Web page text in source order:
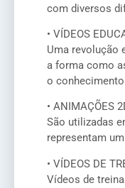
com diversos
• VÍDEOS
Uma revolução
a forma como
o
• ANIMAÇÕES
São utilizadas
representam
• VÍDEOS DE
Vídeos de